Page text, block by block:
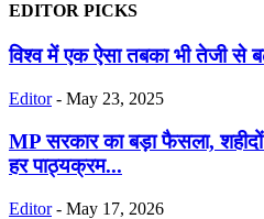
EDITOR PICKS
विश्व में एक ऐसा तबका भी तेजी से
Editor - May 23, 2025
MP सरकार का बड़ा फैसला,
हर पाठ्यक्रम...
Editor - May 17, 2026